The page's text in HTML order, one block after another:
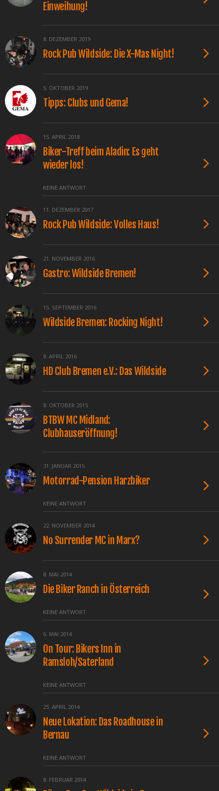
Einweihung!
8. DEZEMBER 2019
Rock Pub Wildside: Die X-Mas Night!
5. OKTOBER 2019
Tipps: Clubs und Gema!
15. APRIL 2018
Biker-Treff beim Aladin: Es geht
wieder los!
KEINE ANTWORT
11. DEZEMBER 2017
Rock Pub Wildside: Volles Haus!
21. NOVEMBER 2016
Gastro: Wildside Bremen!
15. SEPTEMBER 2016
Wildside Bremen: Rocking Night!
8. APRIL 2016
HD Club Bremen e.V.: Das Wildside
8. OKTOBER 2015
BTBW MC Midland:
Clubhauseröffnung!
31. JANUAR 2015
Motorrad-Pension Harzbiker
KEINE ANTWORT
22. NOVEMBER 2014
No Surrender MC in Marx?
8. MAI 2014
Die Biker Ranch in Österreich
KEINE ANTWORT
6. MAI 2014
On Tour: Bikers Inn in
Ramsloh/Saterland
KEINE ANTWORT
25. APRIL 2014
Neue Lokation: Das Roadhouse in
Bernau
KEINE ANTWORT
8. FEBRUAR 2014